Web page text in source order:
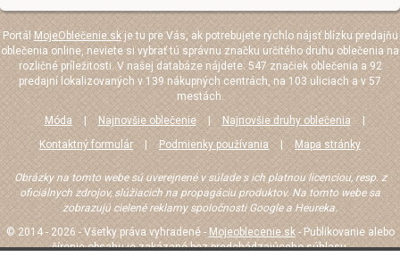
Portál MojeOblečenie.skje tu pre Vás, ak potrebujete rýchlo nájsť blízku predajňu
oblečenia online, neviete si vybrať tú správnu značku určitého druhu oblečenia na
rozličné príležitosti. V našej databáze nájdete: 547 značiek oblečenia a 92
predajní lokalizovaných v 139 nákupných centrách, na 103 uliciach a v 57
mestách.
Móda
| Najnovšie oblečenie | Najnovšie druhy oblečenia
|
Kontaktný formulár
| Podmienky používania | Mapa stránky
Obrázky na tomto webe sú uverejnené v súlade s ich platnou licenciou, resp. z
oficiálnych zdrojov, slúžiacich na propagáciu produktov. Na tomto webe sa
zobrazujú cielené reklamy spoločnosti Google a Heureka.
© 2014 - 2026 - Všetky práva vyhradené - Mojeoblecenie.sk- Publikovanie alebo
šírenie obsahu je zakázané bez predchádzajúceho súhlasu.